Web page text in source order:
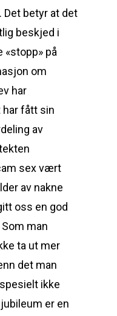
Det betyr at det
beskjed i
«stopp» på
om
har
har fått sin
av
sex vært
av nakne
oss en god
man
ta ut mer
det man
ikke
er en